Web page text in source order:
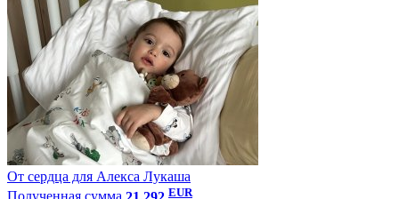
От сердца для Алекса Лукаша
EUR